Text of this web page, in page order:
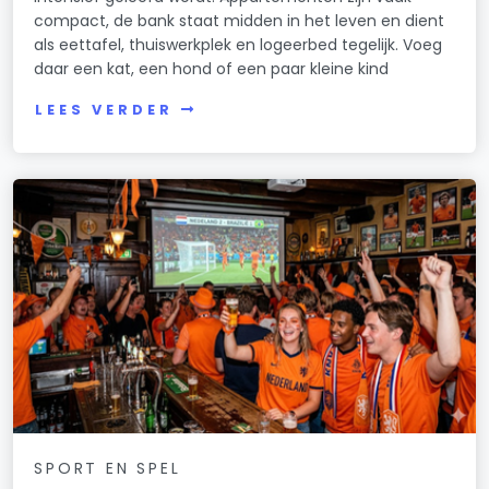
compact, de bank staat midden in het leven en dient
als eettafel, thuiswerkplek en logeerbed tegelijk. Voeg
daar een kat, een hond of een paar kleine kind
LEES VERDER
SPORT EN SPEL